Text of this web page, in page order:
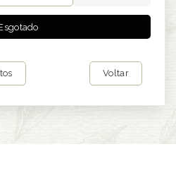
Voltar